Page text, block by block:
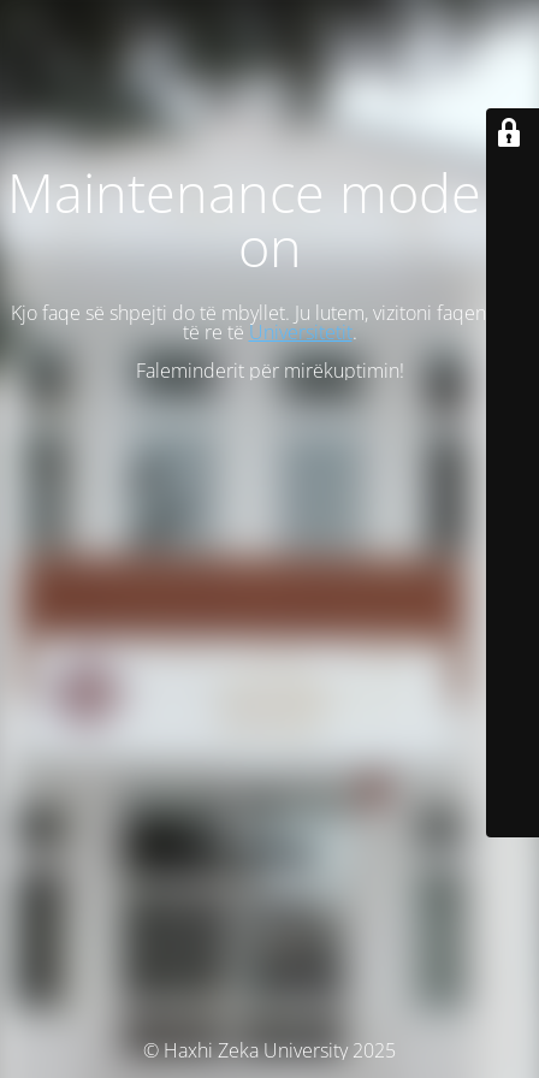
Maintenance mode is
on
Kjo faqe së shpejti do të mbyllet. Ju lutem, vizitoni faqen tonë
të re të Universitetit.
Faleminderit për mirëkuptimin!
© Haxhi Zeka University 2025